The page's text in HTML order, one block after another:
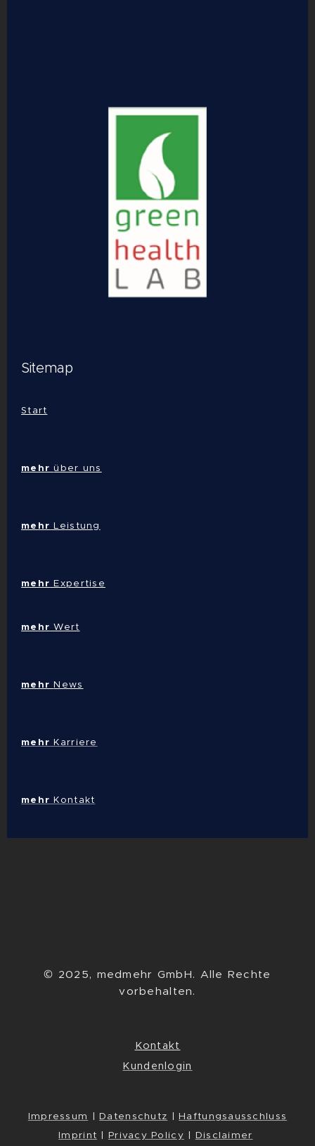
Sitemap
Start
mehrüber uns
mehr Leistung
mehr Expertise
mehr Wert
mehrNews
mehr Karriere
mehr Kontakt
© 2025, medmehr GmbH. Alle Rechte
vorbehalten.
Kontakt
Kundenlogin
Impressum |Datenschutz |Haftungsausschluss
Imprint | Privacy Policy | Disclaimer